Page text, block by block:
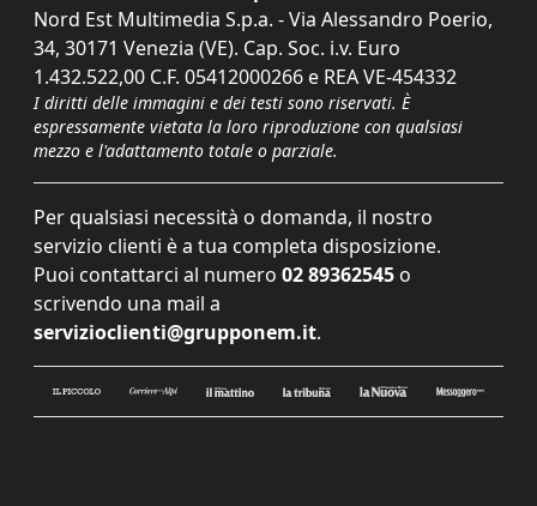
Nord Est Multimedia S.p.a. - Via Alessandro Poerio,
34, 30171 Venezia (VE). Cap. Soc. i.v. Euro
1.432.522,00 C.F. 05412000266 e REA VE-454332
I diritti delle immagini e dei testi sono riservati. È
espressamente vietata la loro riproduzione con qualsiasi
mezzo e l'adattamento totale o parziale.
Per qualsiasi necessità o domanda, il nostro
servizio clienti è a tua completa disposizione.
Puoi contattarci al numero 02 89362545 o
scrivendo una mail a
servizioclienti@grupponem.it.